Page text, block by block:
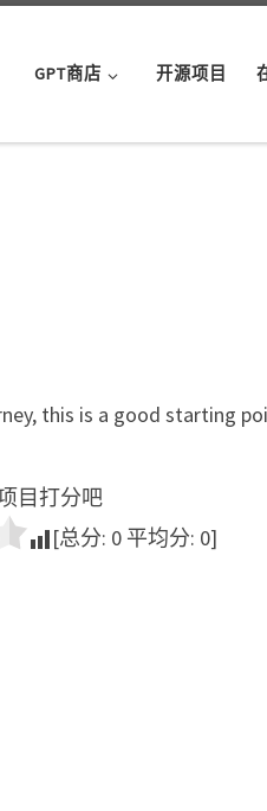
GPT商店 开源项目
this is a good starting
目打分吧
[总分: 0 平均分: 0]